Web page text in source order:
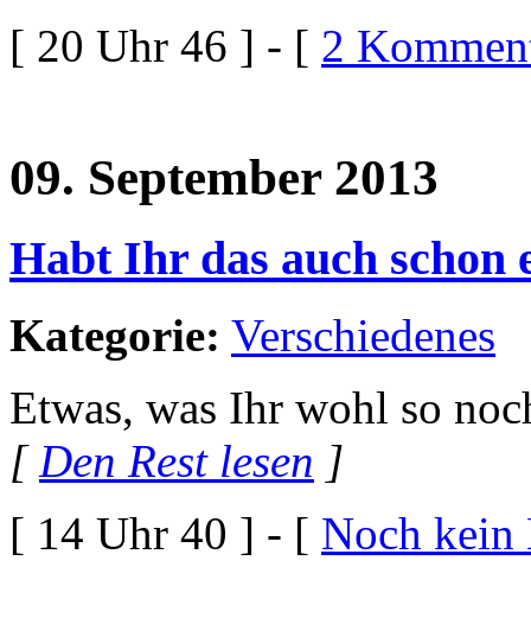
[ 20 Uhr 46 ] - [ 2
09. September 2013
Habt Ihr das auch schon
Kategorie: Verschiedenes
Etwas, was Ihr wohl so
[Den Rest lesen ]
[ 14 Uhr 40 ] - [ Noch kein